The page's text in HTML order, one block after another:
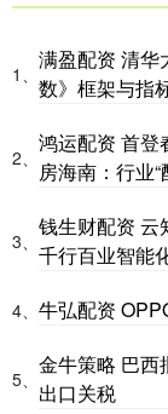
1、
满盈配资 清华
数》框架与指
2、
鸿运配资 首登
房海南：行业
3、
钱生财配资 云
千行百业智能
4、 牛弘配资
5、
金牛策略 巴西
出口关税